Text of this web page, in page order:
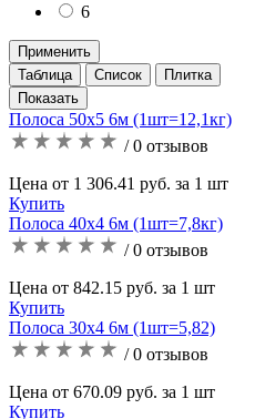
6
Применить
Таблица
Список Плитка
Полоса 50х5 6м (1шт=12,1кг)
/ 0 отзывов
Цена от 1 306.41 руб. за 1 шт
Купить
Полоса 40х4 6м (1шт=7,8кг)
/ 0 отзывов
Цена от 842.15 руб. за 1 шт
Купить
Полоса 30х4 6м (1шт=5,82)
/ 0 отзывов
Цена от 670.09 руб. за 1 шт
Купить